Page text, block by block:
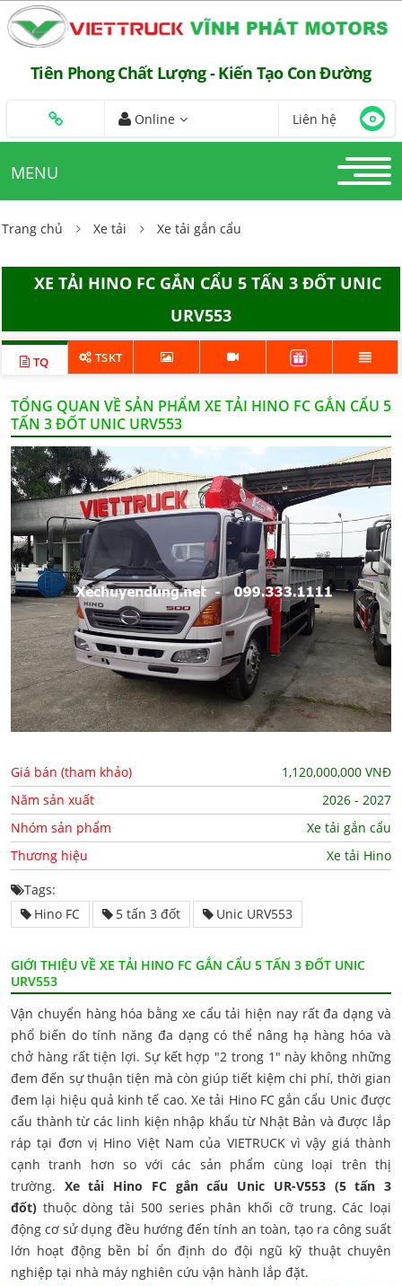
Tiên Phong Chất Lượng - Kiến Tạo Con Đường
Online Liên hệ
MENU
Trang chủ Xe tải Xe tải gắn cẩu
XE TẢI HINO FC GẮN CẨU 5 TẤN 3 ĐỐT UNIC
URV553
TQ TSKT
TỔNG QUAN VỀ SẢN PHẨM XE TẢI HINO FC GẮN CẨU 5
TẤN 3 ĐỐT UNIC URV553
Giá bán (tham khảo) 1,120,000,000 VNĐ
Năm sản xuất
2026 - 2027
Nhóm sản phẩm
Xe tải gắn cẩu
Thương hiệu
Xe tải Hino
Tags:
Hino FC
5 tấn 3 đốt Unic URV553
GIỚI THIỆU VỀ XE TẢI HINO FC GẮN CẨU 5 TẤN 3 ĐỐT UNIC
URV553
Vận chuyển hàng hóa bằng xe cẩu tải hiện nay rất đa dạng và
phổ biến do tính năng đa dạng có thể nâng hạ hàng hóa và
chở hàng rất tiện lợi. Sự kết hợp "2 trong 1" này không những
đem đến sự thuận tiện mà còn giúp tiết kiệm chi phí, thời gian
đem lại hiệu quả kinh tế cao. Xe tải Hino FC gắn cẩu Unic được
cấu thành từ các linh kiện nhập khẩu từ Nhật Bản và được lắp
ráp tại đơn vị Hino Việt Nam của VIETRUCK vì vậy giá thành
cạnh tranh hơn so với các sản phẩm cùng loại trên thị
trường. Xe tải Hino FC gắn cẩu Unic UR-V553 (5 tấn 3
đốt) thuộc dòng tải 500 series phân khối cỡ trung. Các loại
động cơ sử dụng đều hướng đến tính an toàn, tạo ra công suất
lớn hoạt động bền bỉ ổn định do đội ngũ kỹ thuật chuyên
nghiệp tại nhà máy nghiên cứu vận hành lắp đặt.